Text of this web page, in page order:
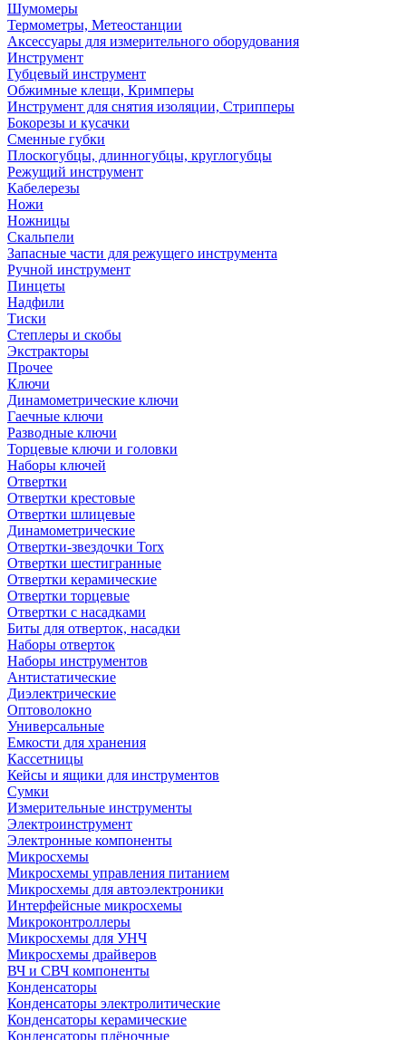
Шумомеры
Термометры, Метеостанции
Аксессуары для измерительного оборудования
Инструмент
Губцевый инструмент
Обжимные клещи, Кримперы
Инструмент для снятия изоляции, Стрипперы
Бокорезы и кусачки
Сменные губки
Плоскогубцы, длинногубцы, круглогубцы
Режущий инструмент
Кабелерезы
Ножи
Ножницы
Скальпели
Запасные части для режущего инструмента
Ручной инструмент
Пинцеты
Надфили
Тиски
Степлеры и скобы
Экстракторы
Прочее
Ключи
Динамометрические ключи
Гаечные ключи
Разводные ключи
Торцевые ключи и головки
Наборы ключей
Отвертки
Отвертки крестовые
Отвертки шлицевые
Динамометрические
Отвертки-звездочки Torx
Отвертки шестигранные
Отвертки керамические
Отвертки торцевые
Отвертки с насадками
Биты для отверток, насадки
Наборы отверток
Наборы инструментов
Антистатические
Диэлектрические
Оптоволокно
Универсальные
Емкости для хранения
Кассетницы
Кейсы и ящики для инструментов
Сумки
Измерительные инструменты
Электроинструмент
Электронные компоненты
Микросхемы
Микросхемы управления питанием
Микросхемы для автоэлектроники
Интерфейсные микросхемы
Микроконтроллеры
Микросхемы для УНЧ
Микросхемы драйверов
ВЧ и СВЧ компоненты
Конденсаторы
Конденсаторы электролитические
Конденсаторы керамические
Конденсаторы плёночные